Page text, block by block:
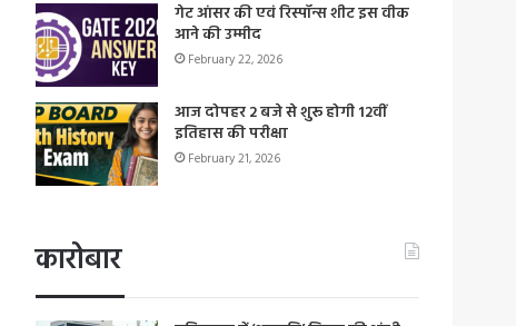
गेट आंसर की एवं रिस्पॉन्स शीट इस वीक
आने की उम्मीद
February 22, 2026
आज दोपहर 2 बजे से शुरू होगी 12वीं
इतिहास की परीक्षा
February 21, 2026
कारोबार